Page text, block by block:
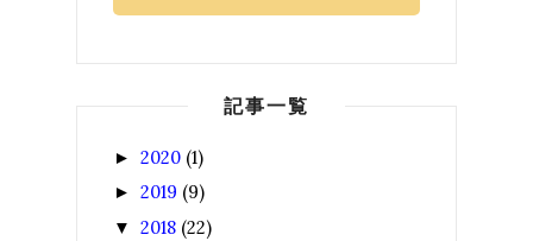
記事一覧
► 2020 (1)
► 2019 (9)
▼ 2018 (22)